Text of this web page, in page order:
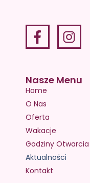
Nasze Menu
Home
O Nas
Oferta
Wakacje
Godziny Otwarcia
Aktualności
Kontakt